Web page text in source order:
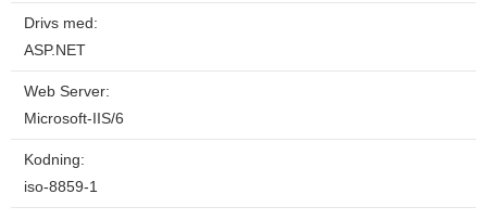
Drivs med:
ASP.NET
Web Server:
Microsoft-IIS/6
Kodning:
iso-8859-1